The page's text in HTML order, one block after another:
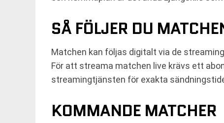
SÅ FÖLJER DU
Matchen kan följas digitalt via de
För att streama matchen live krävs ett
streamingtjänsten för exakta
KOMMANDE MATCHER